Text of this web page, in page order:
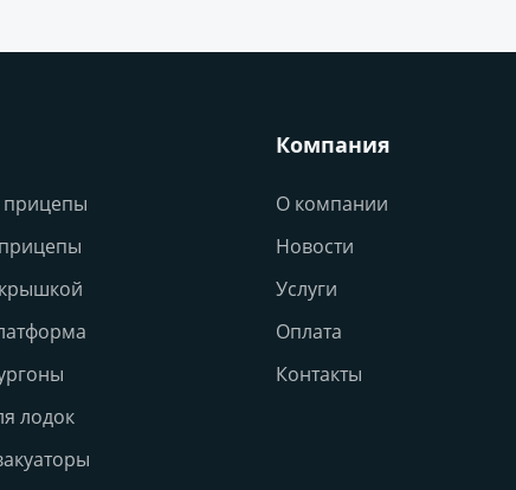
лодок
Компания
О компании
Новости
Услуги
Оплата
Контакты